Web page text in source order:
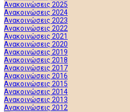
Ανακοινώσεις 2025
Ανακοινώσεις 2024
Ανακοινώσεις 2023
Ανακοινώσεις 2022
Ανακοινώσεις 2021
Ανακοινώσεις 2020
Ανακοινώσεις 2019
Ανακοινώσεις 2018
Ανακοινώσεις 2017
Ανακοινώσεις 2016
Ανακοινώσεις 2015
Ανακοινώσεις 2014
Ανακοινώσεις 2013
Ανακοινώσεις 2012